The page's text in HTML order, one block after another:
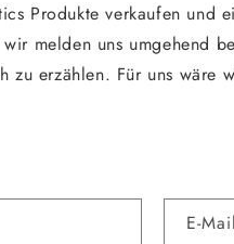
Produkte verkaufen und
melden uns umgehend
zu erzählen. Für uns wäre
E-Mail